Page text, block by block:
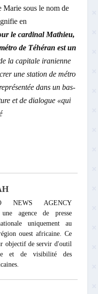
Marie sous le nom de
en
le cardinal Mathieu,
de Téhéran est un
la capitale iranienne
une station de métro
dans un bas-
et de dialogue «qui
NEWS AGENCY
agence de presse
uniquement au
ouest africaine. Ce
objectif de servir d'outil
et de visibilité des